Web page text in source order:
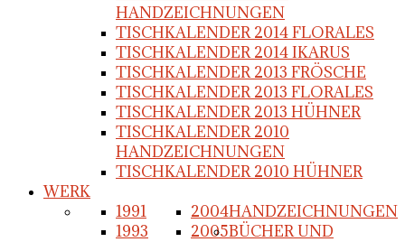
HANDZEICHNUNGEN
TISCHKALENDER 2014 FLORALES
TISCHKALENDER 2014 IKARUS
TISCHKALENDER 2013 FRÖSCHE
TISCHKALENDER 2013 FLORALES
TISCHKALENDER 2013 HÜHNER
TISCHKALENDER 2010
HANDZEICHNUNGEN
TISCHKALENDER 2010 HÜHNER
WERK
HANDZEICHNUNGEN
1991
1993
2004
2005BÜCHER UND